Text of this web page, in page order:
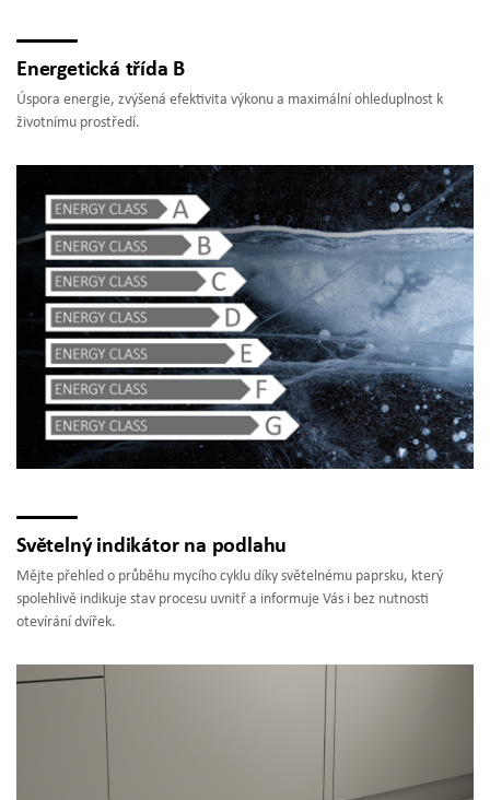
Energetická třída B
Úspora energie, zvýšená efektivita výkonu a maximální ohleduplnost k
životnímu prostředí.
Světelný indikátor na podlahu
Mějte přehled o průběhu mycího cyklu díky světelnému paprsku, který
spolehlivě indikuje stav procesu uvnitř a informuje Vás i bez nutnosti
otevírání dvířek.